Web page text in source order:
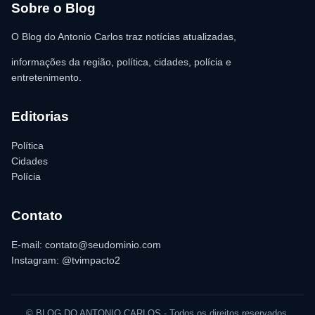
para as providências legais.
Sobre o Blog
O Blog do Antonio Carlos traz notícias atualizadas,
informações da região, política, cidades, polícia e
entretenimento.
Editorias
Política
Cidades
Polícia
Contato
E-mail: contato@seudominio.com
Instagram: @tvimpacto2